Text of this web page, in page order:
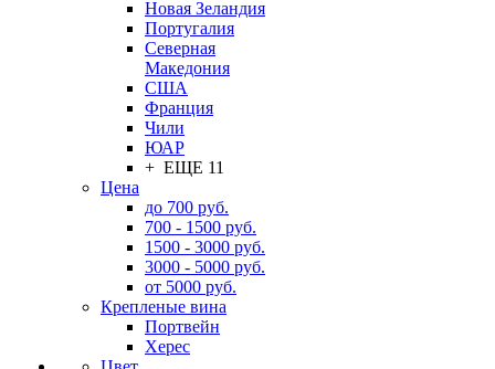
Новая Зеландия
Португалия
Северная
Македония
США
Франция
Чили
ЮАР
+ ЕЩЕ 11
Цена
до 700 руб.
700 - 1500 руб.
1500 - 3000 руб.
3000 - 5000 руб.
от 5000 руб.
Крепленые вина
Портвейн
Херес